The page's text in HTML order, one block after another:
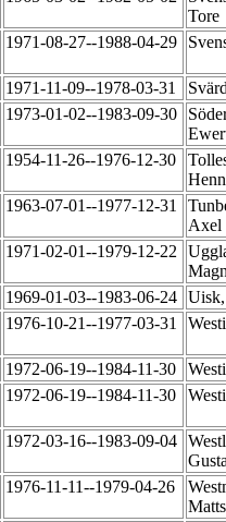
Tore
1971-08-27--1988-04-29
1971-11-09--1978-03-31
1973-01-02--1983-09-30
1954-11-26--1976-12-30
1963-07-01--1977-12-31
Axel
1971-02-01--1979-12-22
1969-01-03--1983-06-24
1976-10-21--1977-03-31
1972-06-19--1984-11-30
1972-06-19--1984-11-30
1972-03-16--1983-09-04
1976-11-11--1979-04-26